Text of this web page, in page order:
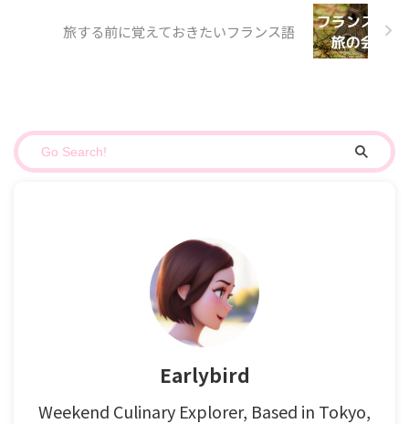
旅する前に覚えておきたいフランス語
Earlybird
Weekend Culinary Explorer, Based in Tokyo,